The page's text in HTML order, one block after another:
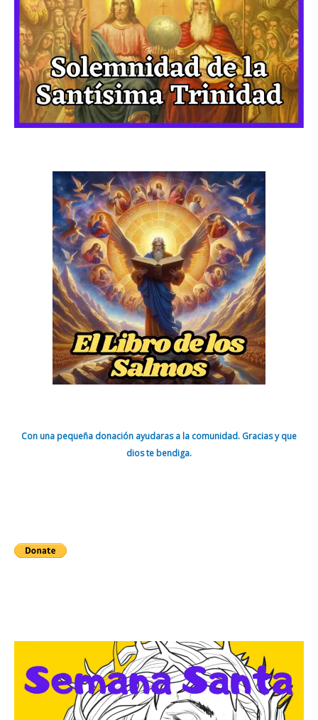
Con una pequeña donación ayudaras a la comunidad. Gracias y que
dios te bendiga.